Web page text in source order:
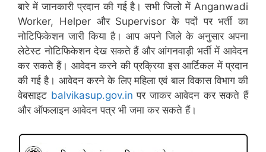
बारे में जानकारी प्रदान की गई है। सभी जिलो में Anganwadi
Worker, Helper और Supervisor के पदों पर भर्ती का
नोटिफिकेशन जारी किया है। आप अपने जिले के अनुसार अपना
लेटेस्ट नोटिफिकेशन देख सकते हैं और आंगनवाड़ी भर्ती में आवेदन
कर सकते हैं। आवेदन करने की प्रक्रिया इस आर्टिकल में प्रदान
की गई है। आवेदन करने के लिए महिला एवं बाल विकास विभाग की
वेबसाइट balvikasup.gov.in पर जाकर आवेदन कर सकते हैं
और ऑफलाइन आवेदन पत्र भी जमा कर सकते हैं।